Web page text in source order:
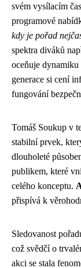
svém vysílacím
programové
kdy je pořad
spektra diváků
oceňuje dynamiku
generace si cení
fungování
Tomáš Soukup v
stabilní prvek,
dlouholeté
publikem, které
celého konceptu.
přispívá k
Sledovanost
což svědčí o
akci se stala